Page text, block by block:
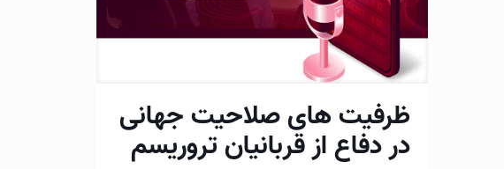
ظرفیت های صلاحیت جهانی
در دفاع از قربانیان تروریسم